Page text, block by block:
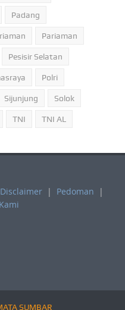
Padang
Pariaman
Pesisir Selatan
Polri
Sijunjung Solok
TNI TNI AL
Disclaimer| Pedoman |
SUMBAR